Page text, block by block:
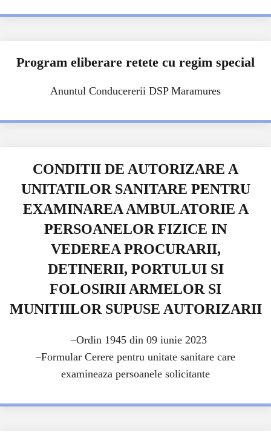
Program eliberare retete cu regim special
Anuntul Conducererii DSP Maramures
CONDITII DE AUTORIZARE A
UNITATILOR SANITARE PENTRU
EXAMINAREA AMBULATORIE A
PERSOANELOR FIZICE IN
VEDEREA PROCURARII,
DETINERII, PORTULUI SI
FOLOSIRII ARMELOR SI
MUNITIILOR SUPUSE AUTORIZARII
–Ordin 1945 din 09 iunie 2023
–Formular Cerere pentru unitate sanitare care
examineaza persoanele solicitante